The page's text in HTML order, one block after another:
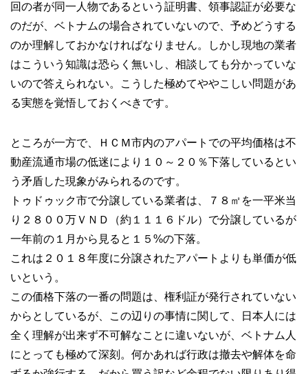
回の者が同一人物であるという証明書、領事認証が必要な
のだが、ベトナムの場合されていないので、予めどうする
のか理解しておかなければなりません。しかし現地の業者
はこういう知識は恐らく無いし、相談しても分かっていな
いので答えられない。こうした極めてややこしい問題があ
る実態を覚悟しておくべきです。
ところが一方で、ＨＣＭ市内のアパートでの平均価格は不
動産流通市場の低迷により１０～２０％下落しているとい
う矛盾した現象がみられるのです。
トゥドゥック市で分譲している業者は、７８㎡を一平米当
り２８００万ＶＮＤ（約１１１６ドル）で分譲しているが
一年前の１月から見ると１５%の下落。
これは２０１８年度に分譲されたアパートよりも単価が低
いという。
この価格下落の一番の問題は、権利証が発行されていない
からとしているが、この辺りの事情に関して、日本人には
全く理解が出来ず不可解なことに違いないが、ベトナム人
にとっても極めて深刻。何かあれば行政は撤去や解体を命